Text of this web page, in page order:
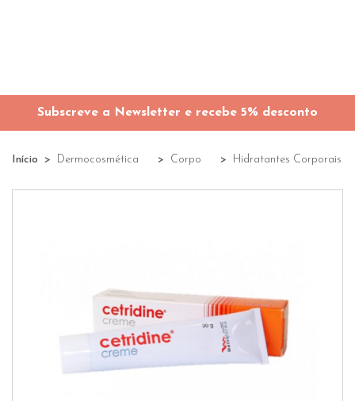
Subscreve a Newsletter e recebe 5% desconto
Início Dermocosmética Corpo Hidratantes Corporais